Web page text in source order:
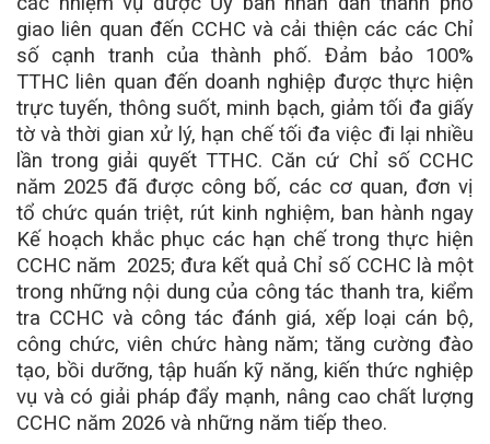
giao liên quan đến CCHC và cải thiện các các Chỉ
số cạnh tranh của thành phố. Đảm bảo 100%
TTHC liên quan đến doanh nghiệp được thực hiện
trực tuyến, thông suốt, minh bạch, giảm tối đa giấy
tờ và thời gian xử lý, hạn chế tối đa việc đi lại nhiều
lần trong giải quyết TTHC. Căn cứ Chỉ số CCHC
năm 2025 đã được công bố, các cơ quan, đơn vị
tổ chức quán triệt, rút kinh nghiệm, ban hành ngay
Kế hoạch khắc phục các hạn chế trong thực hiện
CCHC năm 2025; đưa kết quả Chỉ số CCHC là một
trong những nội dung của công tác thanh tra, kiểm
tra CCHC và công tác đánh giá, xếp loại cán bộ,
công chức, viên chức hàng năm; tăng cường đào
tạo, bồi dưỡng, tập huấn kỹ năng, kiến thức nghiệp
vụ và có giải pháp đẩy mạnh, nâng cao chất lượng
CCHC năm 2026 và những năm tiếp theo.